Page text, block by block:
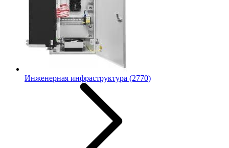
Инженерная инфраструктура (2770)